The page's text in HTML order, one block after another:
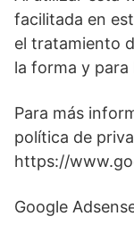
facilitada en
el tratamiento
la forma y para
Para más
política de
https://
Google